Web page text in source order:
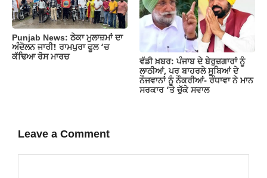
Punjab News: ਠੇਕਾ ਮੁਲਾਜ਼ਮਾਂ ਦਾ
ਅੰਦੋਲਨ ਜਾਰੀ! ਰਾਮਪੁਰਾ ਫੂਲ ‘ਚ
ਕੱਢਿਆ ਰੋਸ ਮਾਰਚ
ਵੱਡੀ ਖ਼ਬਰ: ਪੰਜਾਬ ਦੇ ਬੇਰੁਜ਼ਗਾਰਾਂ ਨੂੰ
ਲਾਠੀਆਂ, ਪਰ ਬਾਹਰਲੇ ਸੂਬਿਆਂ ਦੇ
ਨੌਜਵਾਨਾਂ ਨੂੰ ਨੌਕਰੀਆਂ- ਰੰਧਾਵਾ ਨੇ ਮਾਨ
ਸਰਕਾਰ ‘ਤੇ ਚੁੱਕੇ ਸਵਾਲ
Leave a Comment